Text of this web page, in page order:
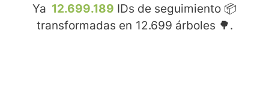
Ya 12.699.189 IDs de seguimiento 📦
transformadas en 12.699 árboles 🌳.